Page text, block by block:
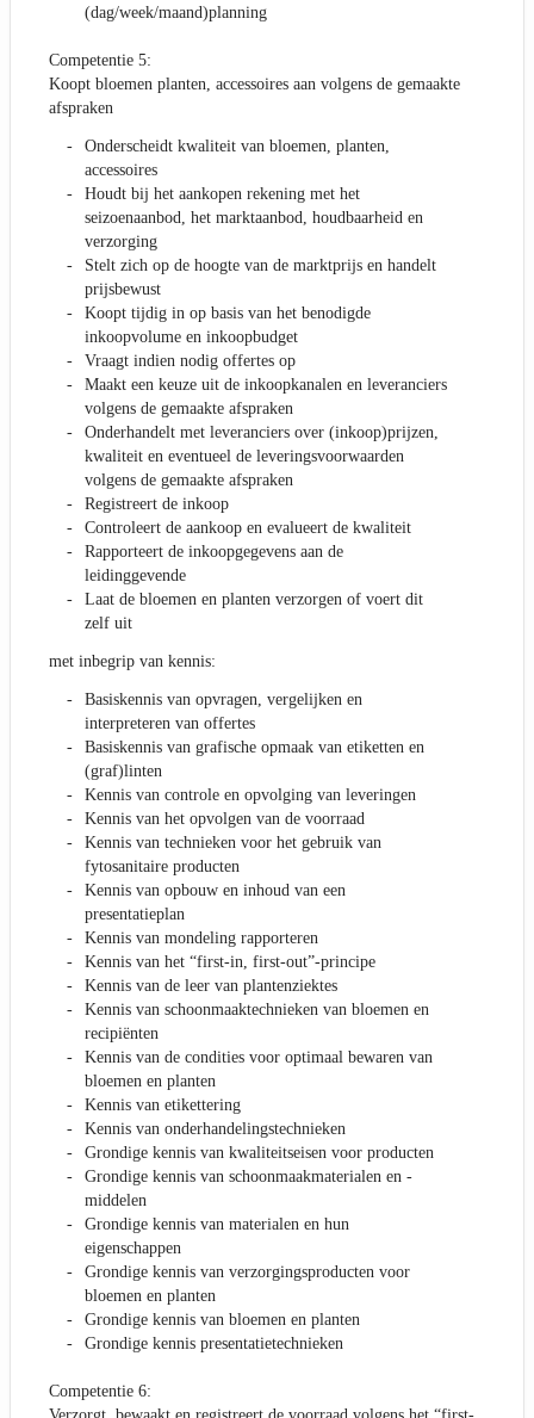
(dag/week/maand)planning
Competentie 5:
Koopt bloemen planten, accessoires aan volgens de gemaakte
afspraken
Onderscheidt kwaliteit van bloemen, planten,
accessoires
Houdt bij het aankopen rekening met het
seizoenaanbod, het marktaanbod, houdbaarheid en
verzorging
Stelt zich op de hoogte van de marktprijs en handelt
prijsbewust
Koopt tijdig in op basis van het benodigde
inkoopvolume en inkoopbudget
Vraagt indien nodig offertes op
Maakt een keuze uit de inkoopkanalen en leveranciers
volgens de gemaakte afspraken
Onderhandelt met leveranciers over (inkoop)prijzen,
kwaliteit en eventueel de leveringsvoorwaarden
volgens de gemaakte afspraken
Registreert de inkoop
Controleert de aankoop en evalueert de kwaliteit
Rapporteert de inkoopgegevens aan de
leidinggevende
Laat de bloemen en planten verzorgen of voert dit
zelf uit
met inbegrip van kennis:
Basiskennis van opvragen, vergelijken en
interpreteren van offertes
Basiskennis van grafische opmaak van etiketten en
(graf)linten
Kennis van controle en opvolging van leveringen
Kennis van het opvolgen van de voorraad
Kennis van technieken voor het gebruik van
fytosanitaire producten
Kennis van opbouw en inhoud van een
presentatieplan
Kennis van mondeling rapporteren
Kennis van het “first-in, first-out”-principe
Kennis van de leer van plantenziektes
Kennis van schoonmaaktechnieken van bloemen en
recipiënten
Kennis van de condities voor optimaal bewaren van
bloemen en planten
Kennis van etikettering
Kennis van onderhandelingstechnieken
Grondige kennis van kwaliteitseisen voor producten
Grondige kennis van schoonmaakmaterialen en -
middelen
Grondige kennis van materialen en hun
eigenschappen
Grondige kennis van verzorgingsproducten voor
bloemen en planten
Grondige kennis van bloemen en planten
Grondige kennis presentatietechnieken
Competentie 6: